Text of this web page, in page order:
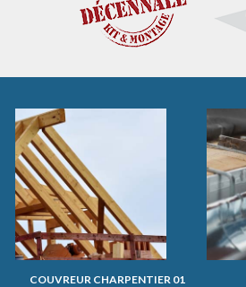
COUVREUR CHARPENTIER 01